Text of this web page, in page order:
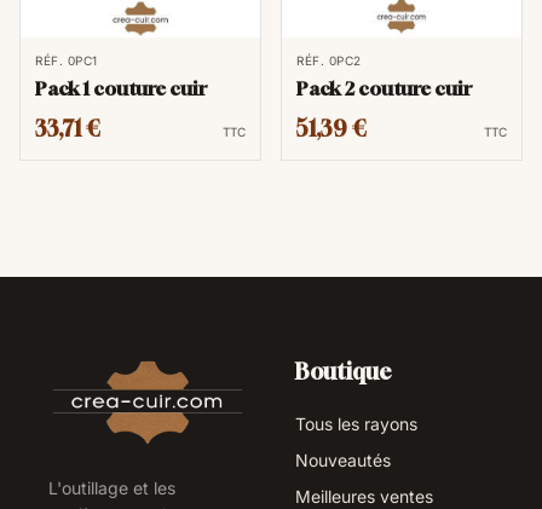
RÉF. 0PC1
Pack 1 couture cuir
33,71 € TTC
RÉF. 0PC2
Pack 2 couture cuir
51,39 € TTC
L'outillage et les
Boutique
Tous les rayons
Nouveautés
Meilleures ventes